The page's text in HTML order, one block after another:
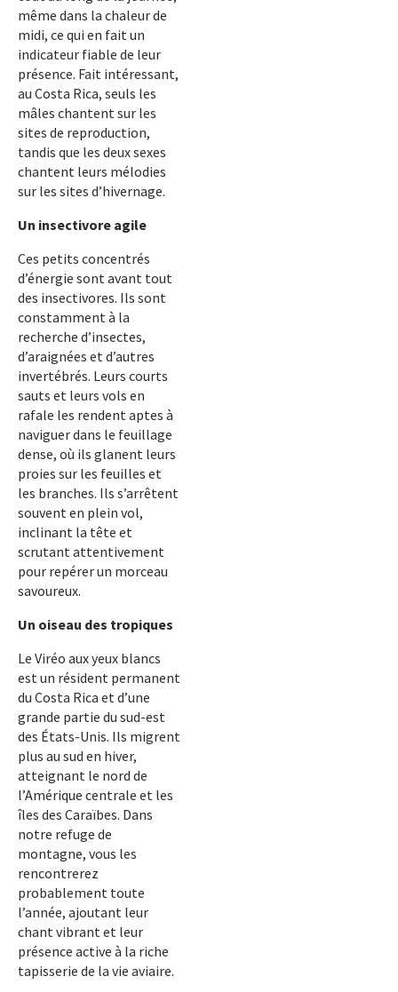
même dans la chaleur de
midi, ce qui en fait un
indicateur fiable de leur
présence. Fait intéressant,
au Costa Rica, seuls les
mâles chantent sur les
sites de reproduction,
tandis que les deux sexes
chantent leurs mélodies
sur les sites d’hivernage.
Un insectivore agile
Ces petits concentrés
d’énergie sont avant tout
des insectivores. Ils sont
constamment à la
recherche d’insectes,
d’araignées et d’autres
invertébrés. Leurs courts
sauts et leurs vols en
rafale les rendent aptes à
naviguer dans le feuillage
dense, où ils glanent leurs
proies sur les feuilles et
les branches. Ils s’arrêtent
souvent en plein vol,
inclinant la tête et
scrutant attentivement
pour repérer un morceau
savoureux.
Un oiseau des tropiques
Le Viréo aux yeux blancs
est un résident permanent
du Costa Rica et d’une
grande partie du sud-est
des États-Unis. Ils migrent
plus au sud en hiver,
atteignant le nord de
l’Amérique centrale et les
îles des Caraïbes. Dans
notre refuge de
montagne, vous les
rencontrerez
probablement toute
l’année, ajoutant leur
chant vibrant et leur
présence active à la riche
tapisserie de la vie aviaire.